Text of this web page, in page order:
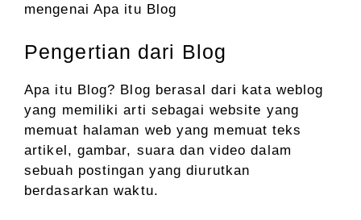
mengenai Apa itu Blog
Pengertian dari Blog
Apa itu Blog? Blog berasal dari kata weblog
yang memiliki arti sebagai website yang
memuat halaman web yang memuat teks
artikel, gambar, suara dan video dalam
sebuah postingan yang diurutkan
berdasarkan waktu.